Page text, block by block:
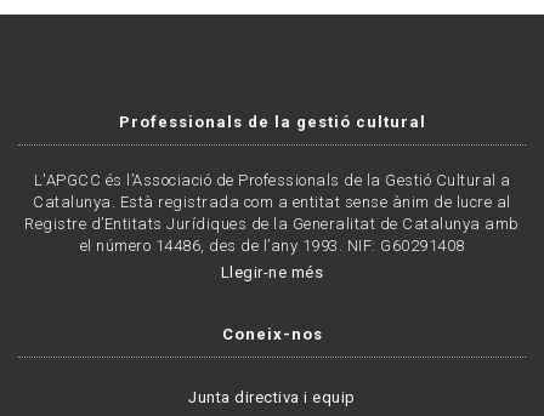
Professionals de la gestió cultural
L'APGCC és l’Associació de Professionals de la Gestió Cultural a
Catalunya. Està registrada com a entitat sense ànim de lucre al
Registre d’Entitats Jurídiques de la Generalitat de Catalunya amb
el número 14486, des de l’any 1993. NIF: G60291408
Llegir-ne més
Coneix-nos
Junta directiva i equip